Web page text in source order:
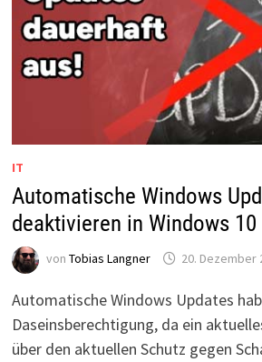
IT
Automatische Windows
deaktivieren in Windows 10
von Tobias Langner 20. Dezember
Automatische Windows Updates
Daseinsberechtigung, da ein
über den aktuellen Schutz gegen